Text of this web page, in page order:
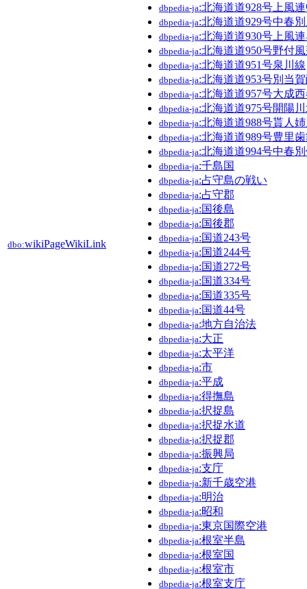
dbo:wikiPageWikiLink
dbpedia-ja:北海道道928号上風
dbpedia-ja:北海道道929号中春
dbpedia-ja:北海道道930号上風
dbpedia-ja:北海道道950号野付
dbpedia-ja:北海道道951号泉川線
dbpedia-ja:北海道道953号別当
dbpedia-ja:北海道道957号大成
dbpedia-ja:北海道道975号開陽
dbpedia-ja:北海道道988号貰人
dbpedia-ja:北海道道989号豊里
dbpedia-ja:北海道道994号中春
dbpedia-ja:千島国
dbpedia-ja:占守島の戦い
dbpedia-ja:占守郡
dbpedia-ja:国後島
dbpedia-ja:国後郡
dbpedia-ja:国道243号
dbpedia-ja:国道244号
dbpedia-ja:国道272号
dbpedia-ja:国道334号
dbpedia-ja:国道335号
dbpedia-ja:国道44号
dbpedia-ja:地方自治法
dbpedia-ja:大正
dbpedia-ja:太平洋
dbpedia-ja:市
dbpedia-ja:平成
dbpedia-ja:得撫島
dbpedia-ja:択捉島
dbpedia-ja:択捉水道
dbpedia-ja:択捉郡
dbpedia-ja:振興局
dbpedia-ja:支庁
dbpedia-ja:新千歳空港
dbpedia-ja:明治
dbpedia-ja:昭和
dbpedia-ja:東京国際空港
dbpedia-ja:根室半島
dbpedia-ja:根室国
dbpedia-ja:根室市
dbpedia-ja:根室支庁